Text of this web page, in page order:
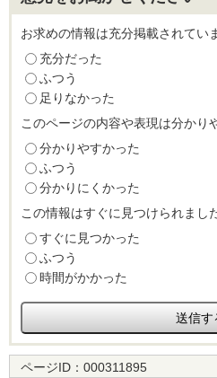
お求めの情報は充分掲載されてい
充分だった
ふつう
足りなかった
このページの内容や表現は分かり
分かりやすかった
ふつう
分かりにくかった
この情報はすぐに見つけられまし
すぐに見つかった
ふつう
時間がかかった
ページID： 000311895